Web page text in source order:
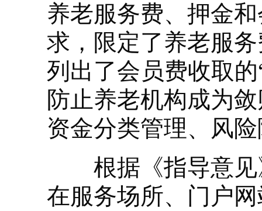
养老服务费、押金
求，限定了养老服
列出了会员费收取
防止养老机构成为
资金分类管理、风
根据《指导意见
在服务场所、门户